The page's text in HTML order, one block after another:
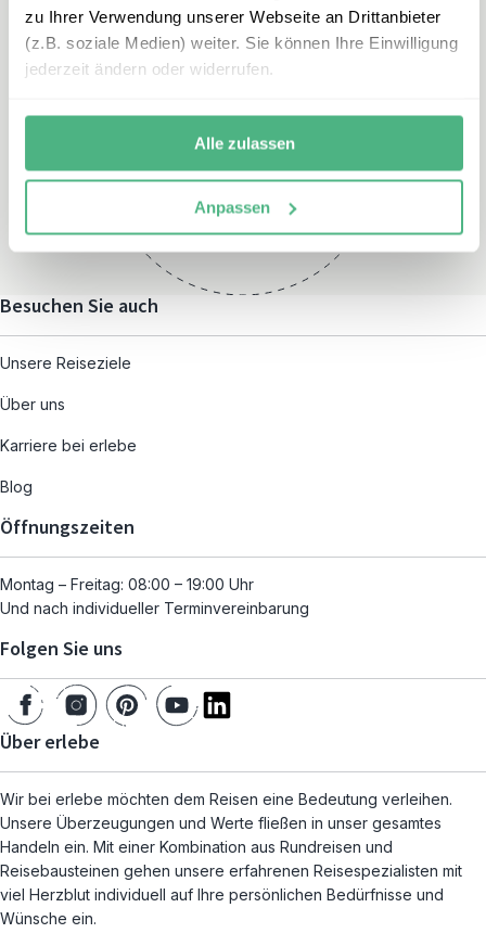
zu Ihrer Verwendung unserer Webseite an Drittanbieter
(z.B. soziale Medien) weiter. Sie können Ihre Einwilligung
jederzeit ändern oder widerrufen.
Alle zulassen
Anpassen
Montag – Freitag:
und nach individueller
Terminvereinbarung
Besuchen Sie auch
Unsere Reiseziele
Über uns
Karriere bei erlebe
Blog
Öffnungszeiten
Montag – Freitag: 08:00 – 19:00 Uhr
Und nach individueller Terminvereinbarung
Folgen Sie uns
Über erlebe
Wir bei erlebe möchten dem Reisen eine Bedeutung verleihen.
Unsere Überzeugungen und Werte fließen in unser gesamtes
Handeln ein. Mit einer Kombination aus Rundreisen und
Reisebausteinen gehen unsere erfahrenen Reisespezialisten mit
viel Herzblut individuell auf Ihre persönlichen Bedürfnisse und
Wünsche ein.